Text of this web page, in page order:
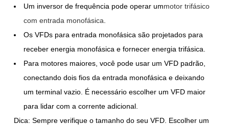
Um inversor de frequência pode operar ummotor trifásico
com entrada monofásica
Os VFDs para entrada monofásica são projetados para
receber energia monofásica e fornecer energia trifásica.
Para motores maiores, você pode usar um VFD padrão,
conectando dois fios da entrada monofásica e deixando
um terminal vazio. É necessário escolher um VFD maior
para lidar com a corrente adicional.
Dica: Sempre verifique o tamanho do seu VFD. Escolher um